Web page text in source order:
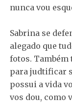
nunca vou
Sabrina se
alegado que
fotos. Também
para judtificar
possui a vida
vos dou, como